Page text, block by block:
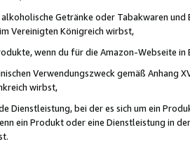
Getränke oder Tabakwaren
Vereinigten Königreich wirbst,
wenn du für die Amazon-Webseite in
Verwendungszweck gemäß Anhang
wirbst,
Dienstleistung, bei der es sich um ein
ein Produkt oder eine Dienstleistung in